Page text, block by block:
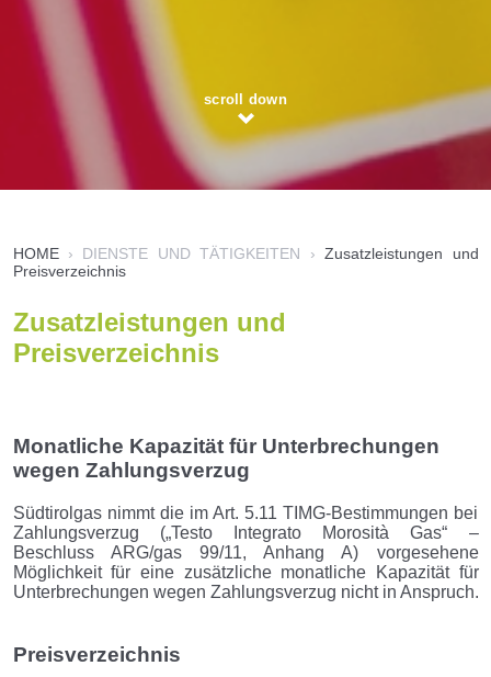
scroll down
HOME › DIENSTE UND TÄTIGKEITEN › Zusatzleistungen und
Preisverzeichnis
Zusatzleistungen und
Preisverzeichnis
Monatliche Kapazität für Unterbrechungen
wegen Zahlungsverzug
Südtirolgas nimmt die im Art. 5.11 TIMG-Bestimmungen bei
Zahlungsverzug („Testo Integrato Morosità Gas“ –
Beschluss ARG/gas 99/11, Anhang A) vorgesehene
Möglichkeit für eine zusätzliche monatliche Kapazität für
Unterbrechungen wegen Zahlungsverzug nicht in Anspruch.
Preisverzeichnis